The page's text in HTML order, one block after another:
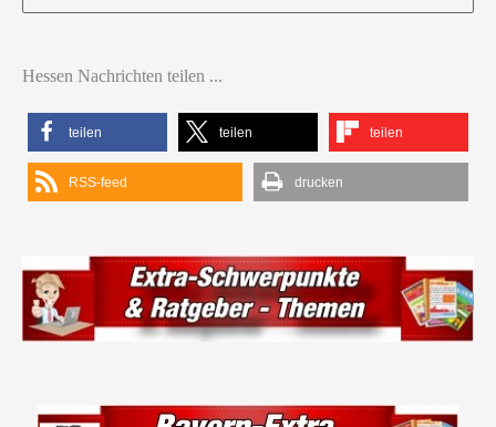
nach:
Hessen Nachrichten teilen ...
teilen teilen teilen
RSS-feed drucken